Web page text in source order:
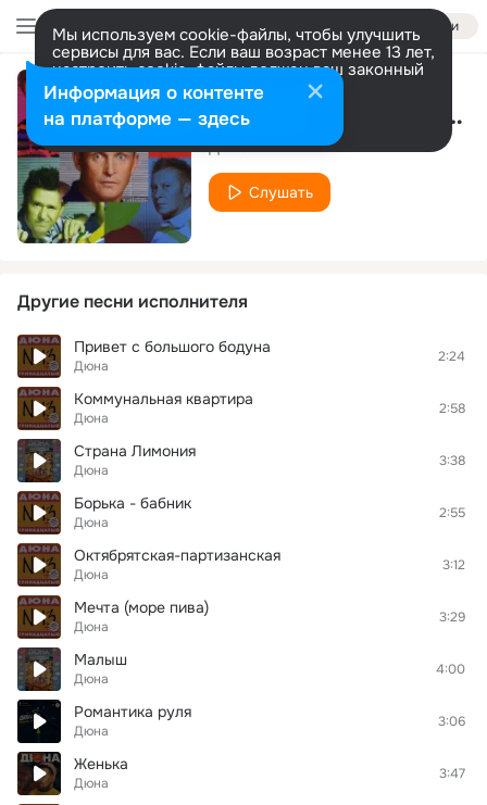
Войти
Мы используем cookie-файлы, чтобы улучшить
сервисы для вас. Если ваш возраст менее 13 лет,
настроить cookie-файлы должен ваш законный
представитель. Больше информации
Разрешить все Настроить Непременно-непременно
Дюна
Слушать
Другие песни исполнителя
Привет с большого бодуна
Дюна
2:24
Коммунальная квартира
Дюна
2:58
Страна Лимония
Дюна
3:38
Борька - бабник
Дюна
2:55
Октябрятская-партизанская
Дюна
3:12
Мечта (море пива)
Дюна
3:29
Малыш
Дюна
4:00
Романтика руля
Дюна
3:06
Женька
Дюна
3:47
Информация о контенте
на платформе — здесь